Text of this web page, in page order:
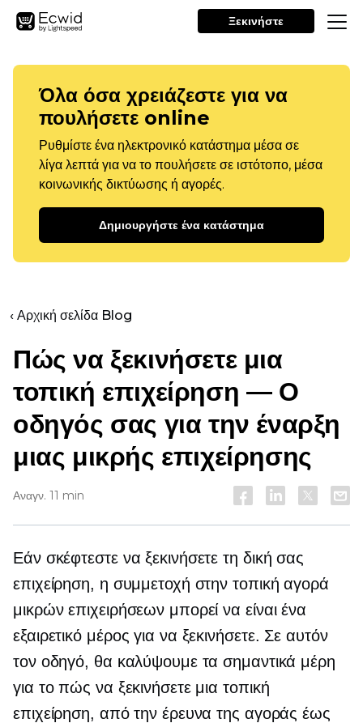
Ξεκινήστε
Όλα όσα χρειάζεστε για να
πουλήσετε online
Ρυθμίστε ένα ηλεκτρονικό κατάστημα μέσα σε
λίγα λεπτά για να το πουλήσετε σε ιστότοπο, μέσα
κοινωνικής δικτύωσης ή αγορές.
Δημιουργήστε ένα κατάστημα
‹ Αρχική σελίδα Blog
Πώς να ξεκινήσετε μια
τοπική επιχείρηση — Ο
οδηγός σας για την έναρξη
μιας μικρής επιχείρησης
Αναγν. 11 min
Εάν σκέφτεστε να ξεκινήσετε τη δική σας
επιχείρηση, η συμμετοχή στην τοπική αγορά
μικρών επιχειρήσεων μπορεί να είναι ένα
εξαιρετικό μέρος για να ξεκινήσετε. Σε αυτόν
τον οδηγό, θα καλύψουμε τα σημαντικά μέρη
για το πώς να ξεκινήσετε μια τοπική
επιχείρηση, από την έρευνα της αγοράς έως